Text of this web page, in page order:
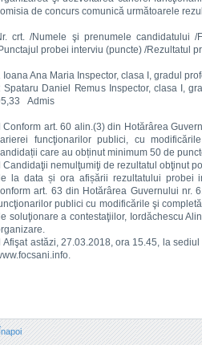
de concurs comunică următoarele
crt. /Numele şi prenumele candidatului
probei interviu (puncte) /Rezultatul
Ioana Ana Maria Inspector, clasa I, gradul
Spataru Daniel Remus Inspector, clasa I,
Admis
Conform art. 60 alin.(3) din Hotărârea
funcţionarilor publici, cu
care au obținut minimum 50 de
Candidaţii nemulţumiţi de rezultatul obţinut
la data și ora afișării rezultatului probei
art. 63 din Hotărârea Guvernului nr.
publici cu modificările şi
soluţionare a contestaţiilor, Iordăchescu
Afişat astăzi, 27.03.2018, ora 15.45, la